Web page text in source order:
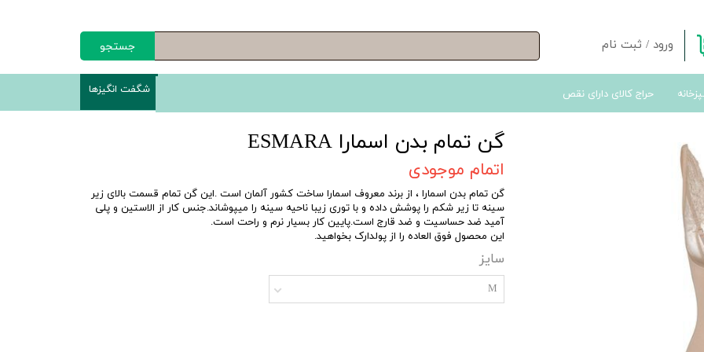
ورود / ثبت نام
تغییر گذر واژه
جستجو
حراج کالای دارای نقص شگفت انگیزها
گن تمام بدن اسمارا ESMARA
اتمام موجودی
گن تمام بدن اسمارا ، از برند معروف اسمارا ساخت کشور آلمان است .این گن تمام قسمت بالای زیر
سینه تا زیر شکم را پوشش داده و با توری زیبا ناحیه سینه را میپوشاند.جنس کار از الاستین و پلی
آمید ضد حساسیت و ضد قارج است.پایین کار بسیار نرم و راحت است.
این محصول فوق العاده را از پولدارک بخواهید.
سایز
M